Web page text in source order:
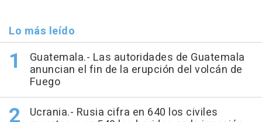
Lo más leído
Guatemala.- Las autoridades de Guatemala
anuncian el fin de la erupción del volcán de
Fuego
Ucrania.- Rusia cifra en 640 los civiles